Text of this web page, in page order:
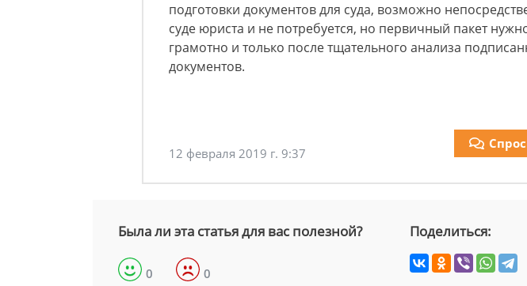
подготовки документов для суда, возможно
суде юриста и не потребуется, но первичный пакет
грамотно и только после тщательного анализа
документов.
12 февраля 2019 г. 9:37
Была ли эта статья для вас полезной?
0 0
Поделиться: